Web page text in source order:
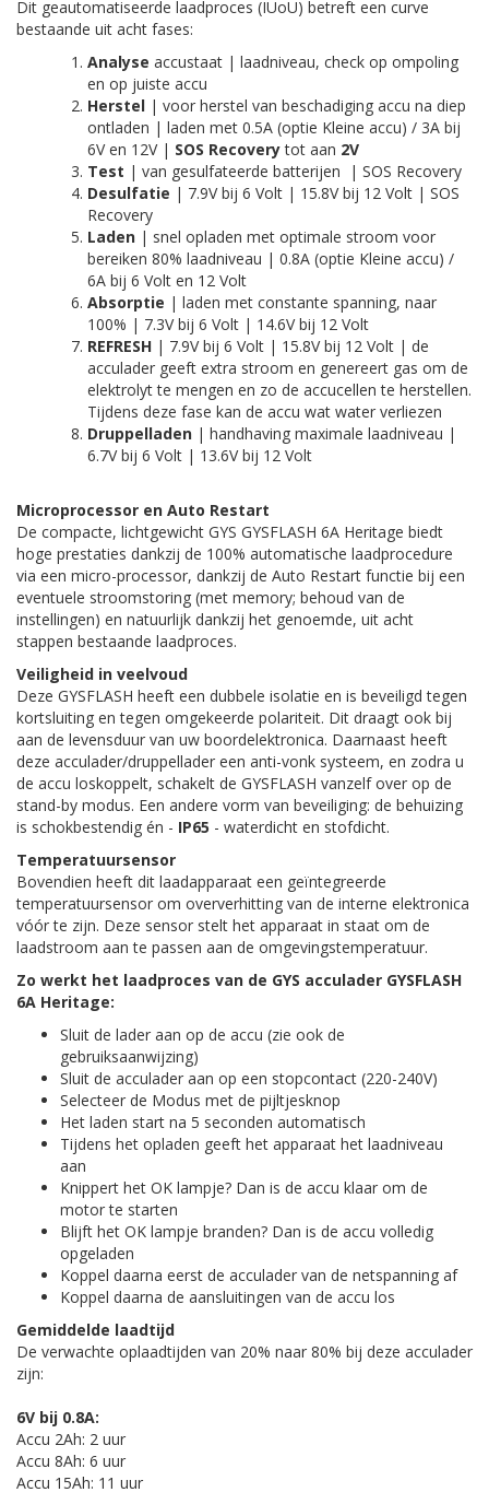
Dit geautomatiseerde laadproces (IUoU) betreft een curve
bestaande uit acht fases:
Analyse accustaat | laadniveau, check op ompoling
en op juiste accu
Herstel | voor herstel van beschadiging accu na diep
ontladen | laden met 0.5A (optie Kleine accu) / 3A bij
6V en 12V | SOS Recoverytot aan 2V
Test | van gesulfateerde batterijen | SOS Recovery
Desulfatie | 7.9V bij 6 Volt | 15.8V bij 12 Volt | SOS
Recovery
Laden | snel opladen met optimale stroom voor
bereiken 80% laadniveau | 0.8A (optie Kleine accu) /
6A bij 6 Volt en 12 Volt
Absorptie | laden met constante spanning, naar
100% | 7.3V bij 6 Volt | 14.6V bij 12 Volt
REFRESH | 7.9V bij 6 Volt | 15.8V bij 12 Volt | de
acculader geeft extra stroom en genereert gas om de
elektrolyt te mengen en zo de accucellen te herstellen.
Tijdens deze fase kan de accu wat water verliezen
Druppelladen | handhaving maximale laadniveau |
6.7V bij 6 Volt | 13.6V bij 12 Volt
Microprocessor en Auto Restart
De compacte, lichtgewicht GYS GYSFLASH 6A Heritage biedt
hoge prestaties dankzij de 100% automatische laadprocedure
via een micro-processor, dankzij de Auto Restart functie bij een
eventuele stroomstoring (met memory; behoud van de
instellingen) en natuurlijk dankzij het genoemde, uit acht
stappen bestaande laadproces.
Veiligheid in veelvoud
Deze GYSFLASH heeft een dubbele isolatie en is beveiligd tegen
kortsluiting en tegen omgekeerde polariteit. Dit draagt ook bij
aan de levensduur van uw boordelektronica. Daarnaast heeft
deze acculader/druppellader een anti-vonk systeem, en zodra u
de accu loskoppelt, schakelt de GYSFLASH vanzelf over op de
stand-by modus. Een andere vorm van beveiliging: de behuizing
is schokbestendig én - IP65 - waterdicht en stofdicht.
Temperatuursensor
Bovendien heeft dit laadapparaat een geïntegreerde
temperatuursensor om oververhitting van de interne elektronica
vóór te zijn. Deze sensor stelt het apparaat in staat om de
laadstroom aan te passen aan de omgevingstemperatuur.
Zo werkt het laadproces van de GYS acculader GYSFLASH
6A Heritage:
Sluit de lader aan op de accu (zie ook de
gebruiksaanwijzing)
Sluit de acculader aan op een stopcontact (220-240V)
Selecteer de Modus met de pijltjesknop
Het laden start na 5 seconden automatisch
Tijdens het opladen geeft het apparaat het laadniveau
aan
Knippert het OK lampje? Dan is de accu klaar om de
motor te starten
Blijft het OK lampje branden? Dan is de accu volledig
opgeladen
Koppel daarna eerst de acculader van de netspanning af
Koppel daarna de aansluitingen van de accu los
Gemiddelde laadtijd
De verwachte oplaadtijden van 20% naar 80% bij deze acculader
zijn:
6V bij 0.8A:
Accu 2Ah: 2 uur
Accu 8Ah: 6 uur
Accu 15Ah: 11 uur